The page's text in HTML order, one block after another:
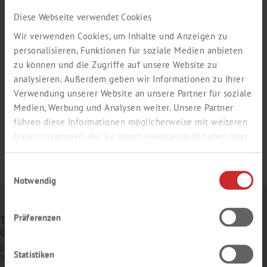
Diese Webseite verwendet Cookies
Wir verwenden Cookies, um Inhalte und Anzeigen zu
personalisieren, Funktionen für soziale Medien anbieten
zu können und die Zugriffe auf unsere Website zu
analysieren. Außerdem geben wir Informationen zu Ihrer
Verwendung unserer Website an unsere Partner für soziale
Medien, Werbung und Analysen weiter. Unsere Partner
führen diese Informationen möglicherweise mit weiteren
Daten zusammen, die Sie ihnen bereitgestellt haben oder
die sie im Rahmen Ihrer Nutzung der Dienste gesammelt
Notwendig
Präferenzen
Statistiken
TH. GEYER
GMBH & CO. KG
Dornierstr. 4–6
71272 Renningen